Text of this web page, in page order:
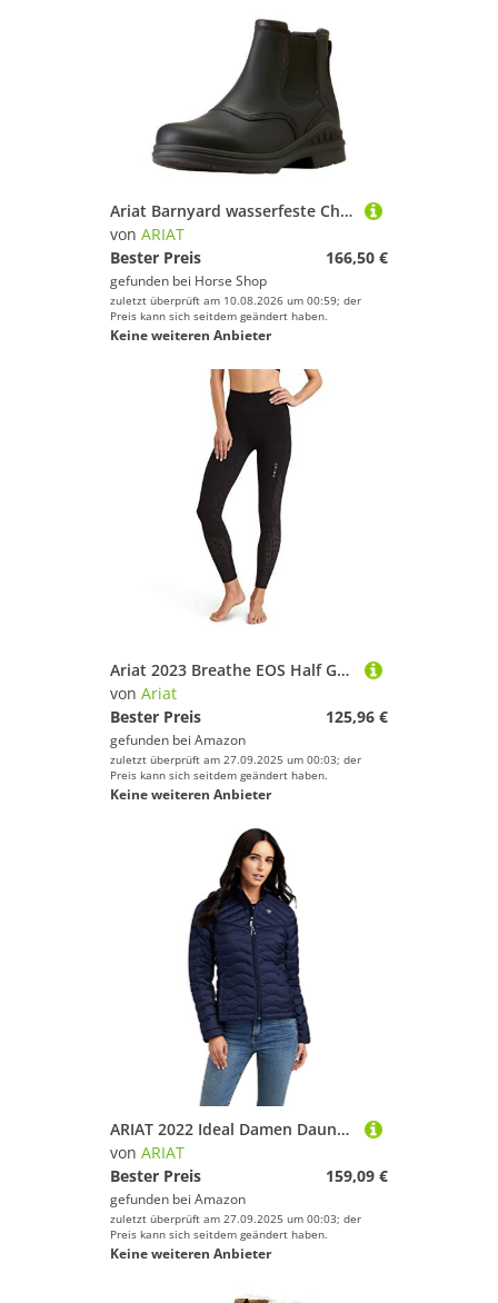
Ariat Barnyard wasserfeste Chelsea Boots Herren
von ARIAT
Bester Preis
166,50 €
gefunden bei Horse Shop
zuletzt überprüft am 10.08.2026 um 00:59; der
Preis kann sich seitdem geändert haben.
Keine weiteren Anbieter
Ariat 2023 Breathe EOS Half Grip Damenstrumpfhose Aus Recycelten Materialien 10043401 - Schwarz Womens Size - L
von Ariat
Bester Preis
125,96 €
gefunden bei Amazon
zuletzt überprüft am 27.09.2025 um 00:03; der
Preis kann sich seitdem geändert haben.
Keine weiteren Anbieter
ARIAT 2022 Ideal Damen Daunenjacke 10041381 - Navy Eclipse Womens Size - XL
von ARIAT
Bester Preis
159,09 €
gefunden bei Amazon
zuletzt überprüft am 27.09.2025 um 00:03; der
Preis kann sich seitdem geändert haben.
Keine weiteren Anbieter